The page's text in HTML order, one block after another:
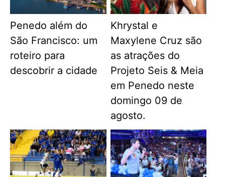
Penedo além do
São Francisco: um
roteiro para
descobrir a cidade
Khrystal e
Maxylene Cruz são
as atrações do
Projeto Seis & Meia
em Penedo neste
domingo 09 de
agosto.